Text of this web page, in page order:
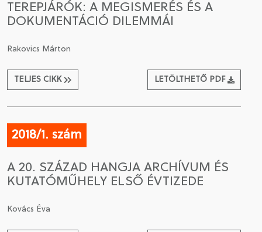
TEREPJÁRÓK: A MEGISMERÉS ÉS A
DOKUMENTÁCIÓ DILEMMÁI
Rakovics Márton
TELJES CIKK LETÖLTHETŐ PDF
2018/1. szám
A 20. SZÁZAD HANGJA ARCHÍVUM ÉS
KUTATÓMŰHELY ELSŐ ÉVTIZEDE
Kovács Éva